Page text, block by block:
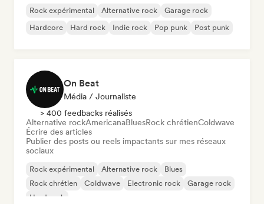
Rock expérimental Alternative rock
Garage rock
Hardcore
Hard rock Indie rock Pop punk Post punk
On Beat
Média / Journaliste
> 400 feedbacks réalisés
Alternative rockAmericanaBluesRock chrétienColdwave
Écrire des articles
Publier des posts ou reels impactants sur mes réseaux
sociaux
Rock expérimental Alternative rock
Blues
Rock chrétien
Coldwave Electronic rock
Garage rock
Hard rock